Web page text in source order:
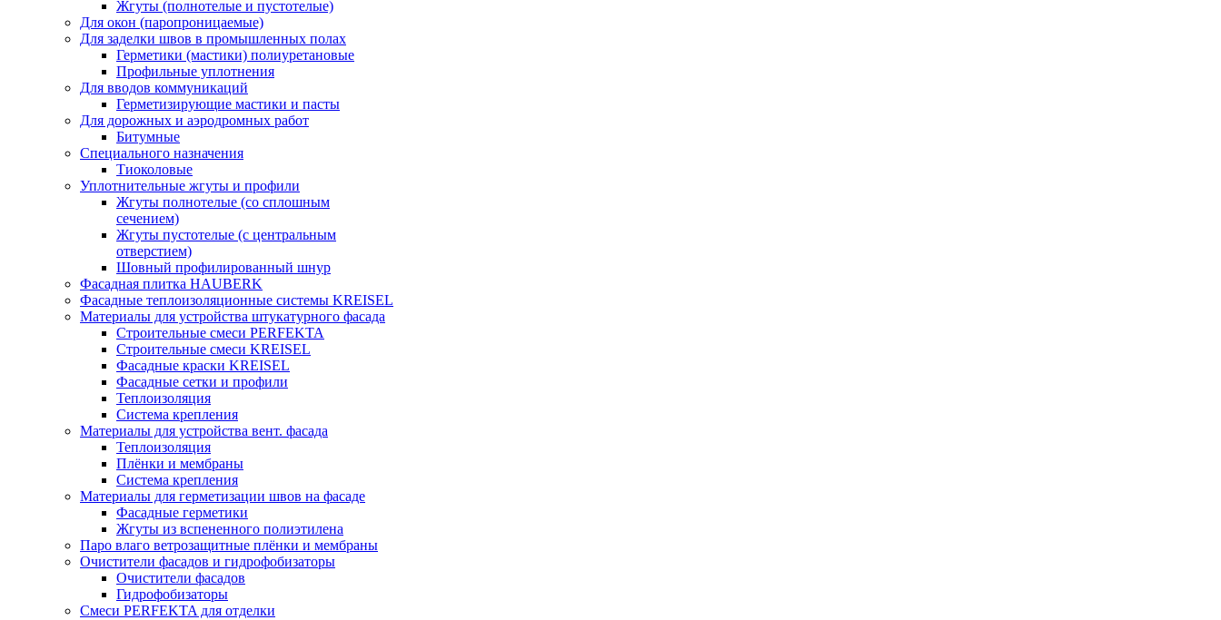
Жгуты (полнотелые и пустотелые)
Для окон (паропроницаемые)
Для заделки швов в промышленных полах
Герметики (мастики) полиуретановые
Профильные уплотнения
Для вводов коммуникаций
Герметизирующие мастики и пасты
Для дорожных и аэродромных работ
Битумные
Специального назначения
Тиоколовые
Уплотнительные жгуты и профили
Жгуты полнотелые (со сплошным
сечением)
Жгуты пустотелые (с центральным
отверстием)
Шовный профилированный шнур
Фасадная плитка HAUBERK
Фасадные теплоизоляционные системы KREISEL
Материалы для устройства штукатурного фасада
Строительные смеси PERFEKTA
Строительные смеси KREISEL
Фасадные краски KREISEL
Фасадные сетки и профили
Теплоизоляция
Система крепления
Материалы для устройства вент. фасада
Теплоизоляция
Плёнки и мембраны
Система крепления
Материалы для герметизации швов на фасаде
Фасадные герметики
Жгуты из вспененного полиэтилена
Паро влаго ветрозащитные плёнки и мембраны
Очистители фасадов и гидрофобизаторы
Очистители фасадов
Гидрофобизаторы
Смеси PERFEKTA для отделки